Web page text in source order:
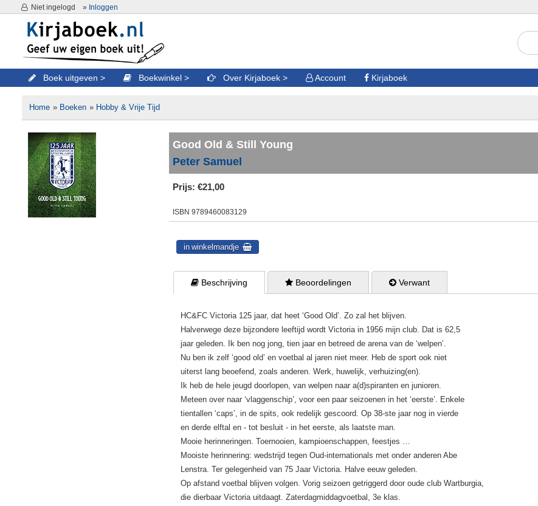
Niet ingelogd » Inloggen
Boek uitgeven Boekwinkel Over Kirjaboek Account Kirjaboek
Home » Boeken » Hobby & Vrije Tijd
Good Old & Still Young
Peter Samuel
Prijs: €21,00
ISBN 9789460083129
 Beschrijving  Beoordelingen  Verwant
HC&FC Victoria 125 jaar, dat heet ‘Good Old’. Zo zal het blijven.
Halverwege deze bijzondere leeftijd wordt Victoria in 1956 mijn club. Dat is 62,5
jaar geleden. Ik ben nog jong, tien jaar en betreed de arena van de ‘welpen’.
Nu ben ik zelf ‘good old’ en voetbal al jaren niet meer. Heb de sport ook niet
uiterst lang beoefend, zoals anderen. Werk, huwelijk, verhuizing(en).
Ik heb de hele jeugd doorlopen, van welpen naar a(d)spiranten en junioren.
Meteen over naar ‘vlaggenschip’, voor een paar seizoenen in het ‘eerste’. Enkele
tientallen ‘caps’, in de spits, ook redelijk gescoord. Op 38-ste jaar nog in vierde
en derde elftal en - tot besluit - in het eerste, als laatste man.
Mooie herinneringen. Toernooien, kampioenschappen, feestjes …
Mooiste herinnering: wedstrijd tegen Oud-internationals met onder anderen Abe
Lenstra. Ter gelegenheid van 75 Jaar Victoria. Halve eeuw geleden.
Op afstand voetbal blijven volgen. Vorig seizoen getriggerd door oude club Wartburgia,
die dierbaar Victoria uitdaagt. Zaterdagmiddagvoetbal, 3e klas.